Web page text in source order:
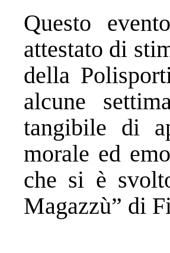
Questo
attestato di
della
alcune
tangibile di
morale ed
che si è
Magazzù” di